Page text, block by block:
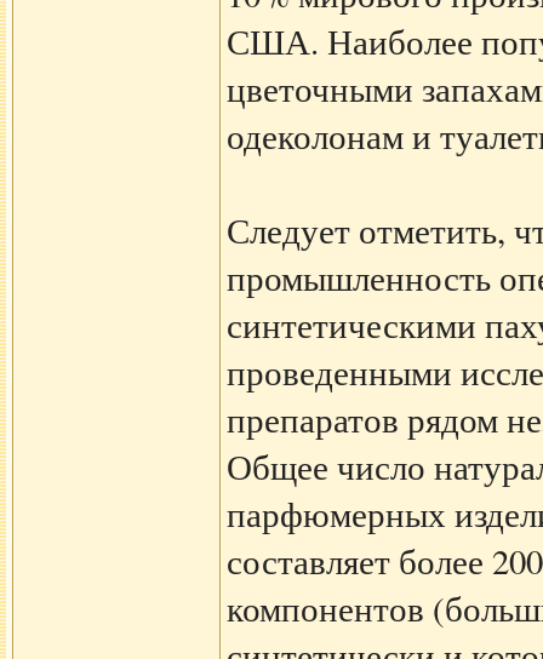
США. Наиболее
цветочными
одеколонам и
Следует отметить,
промышленность
синтетическими
проведенными
препаратов рядом
Общее число
парфюмерных
составляет более
компонентов